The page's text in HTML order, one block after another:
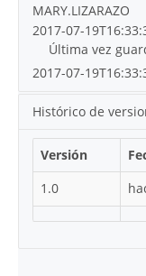
MARY.LIZARAZO
2017-07-
Última vez
2017-07-
Histórico de
Versión
1.0